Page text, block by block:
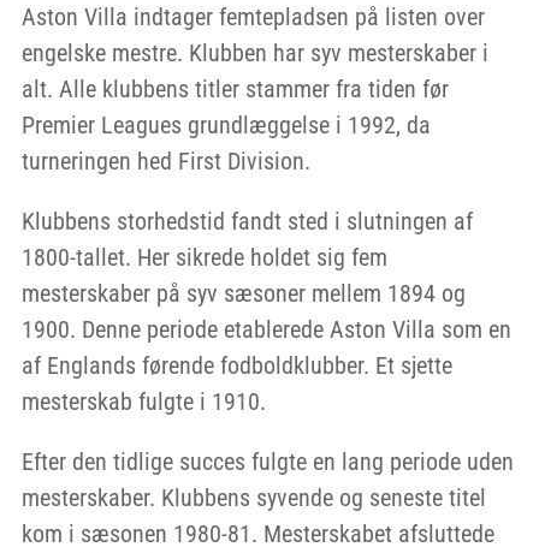
Aston Villa indtager femtepladsen på listen over
engelske mestre. Klubben har syv mesterskaber i
alt. Alle klubbens titler stammer fra tiden før
Premier Leagues grundlæggelse i 1992, da
turneringen hed First Division.
Klubbens storhedstid fandt sted i slutningen af
1800-tallet. Her sikrede holdet sig fem
mesterskaber på syv sæsoner mellem 1894 og
1900. Denne periode etablerede Aston Villa som en
af Englands førende fodboldklubber. Et sjette
mesterskab fulgte i 1910.
Efter den tidlige succes fulgte en lang periode uden
mesterskaber. Klubbens syvende og seneste titel
kom i sæsonen 1980-81. Mesterskabet afsluttede